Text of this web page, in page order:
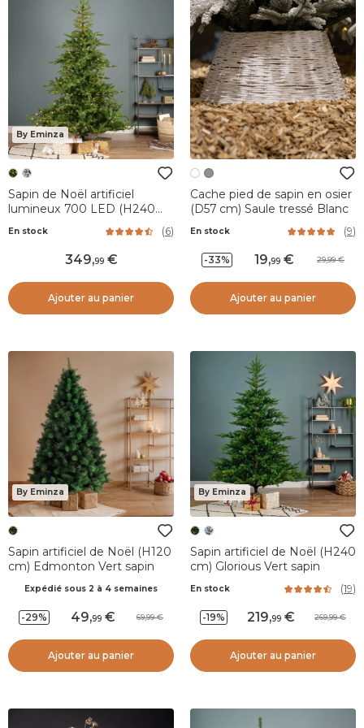
By Eminza
Sapin de Noël artificiel
lumineux 700 LED (H240
En stock (6)
349,99
Ajouter au panier
Cache pied de sapin en osier
(D57 cm) Saule tressé Blanc
En stock (9)
-33% 19,99 29,99
Ajouter au panier
By Eminza
Sapin artificiel de Noël (H120
cm) Edmonton Vert sapin
Expédié sous 2 à 4 semaines
-29% 49,99 69,99
Ajouter au panier
By Eminza
Sapin artificiel de Noël (H240
cm) Glorious Vert sapin
En stock (19)
-19% 219,99 269,99
Ajouter au panier